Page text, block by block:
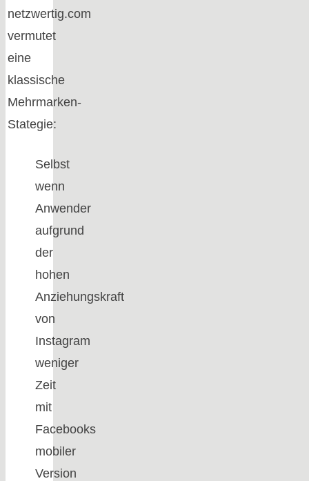
netzwertig.com
vermutet
eine
klassische
Mehrmarken-
Stategie:
Selbst
wenn
Anwender
aufgrund
der
hohen
Anziehungskraft
von
Instagram
weniger
Zeit
mit
Facebooks
mobiler
Version